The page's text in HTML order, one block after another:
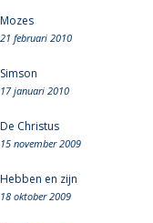
Mozes
21 februari 2010
Simson
17 januari 2010
De Christus
15 november 2009
Hebben en zijn
18 oktober 2009